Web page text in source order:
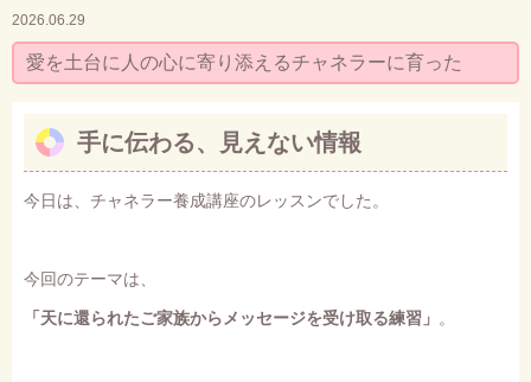
イベント・セミナー・お茶会
セミナー・お茶会のご依頼
◆ブログ
2026.06.29
愛を土台に人の心に寄り添えるチャネラーに育った
手に伝わる、見えない情報
今日は、チャネラー養成講座のレッスンでした。
今回のテーマは、
「天に還られたご家族からメッセージを受け取る練習」 。